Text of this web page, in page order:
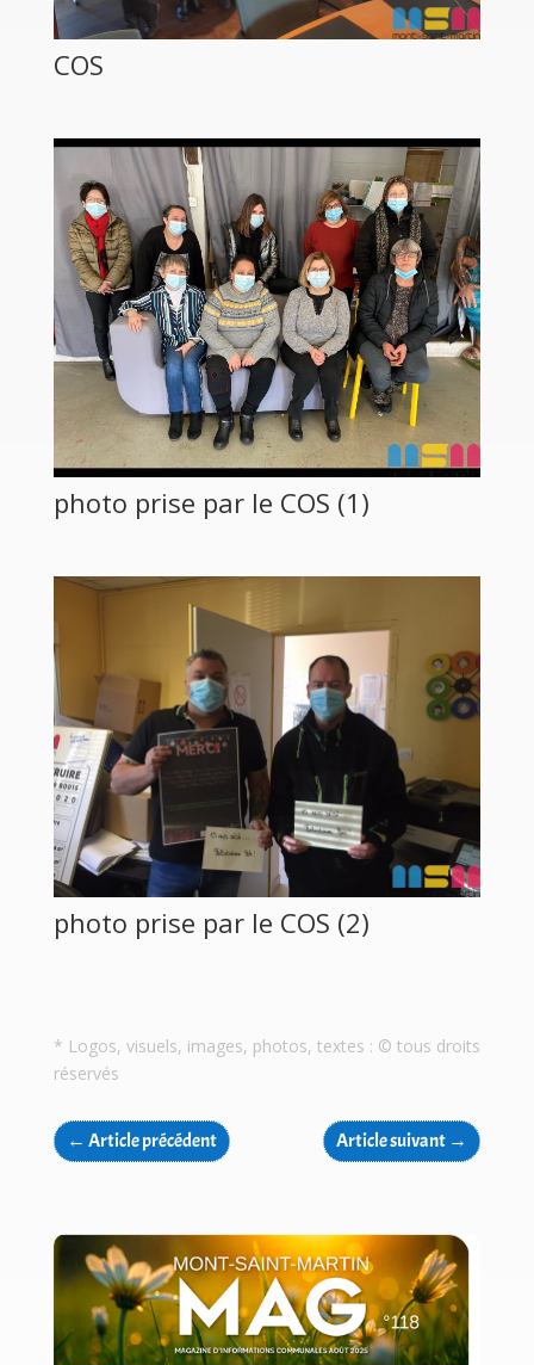
COS
photo prise par le COS (1)
photo prise par le COS (2)
* Logos, visuels, images, photos, textes : © tous droits
réservés
← Article précédent Article suivant →